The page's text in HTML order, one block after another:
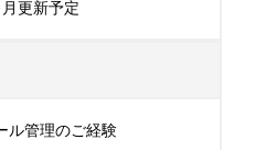
更新予定
ル管理のご経験